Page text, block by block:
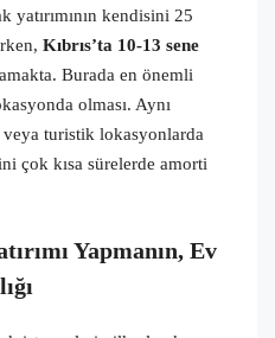
yatırımının kendisini 25
Kıbrıs’ta 10-13 sene
Burada en önemli
olması. Aynı
turistik lokasyonlarda
çok kısa sürelerde amorti
Yapmanın, Ev